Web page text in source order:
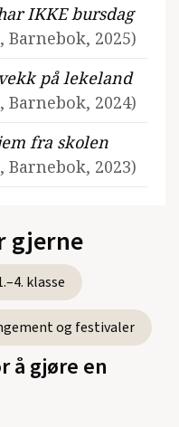
IKKE bursdag
2025)
på lekeland
2024)
fra skolen
2023)
gjerne
klasse
og festivaler
å gjøre en